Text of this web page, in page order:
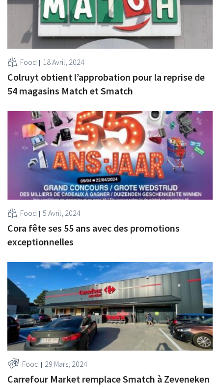
Food 18 Avril, 2024
Colruyt obtient l’approbation pour la reprise de
54 magasins Match et Smatch
Food 5 Avril, 2024
Cora fête ses 55 ans avec des promotions
exceptionnelles
Food 29 Mars, 2024
Carrefour Market remplace Smatch à Zeveneken